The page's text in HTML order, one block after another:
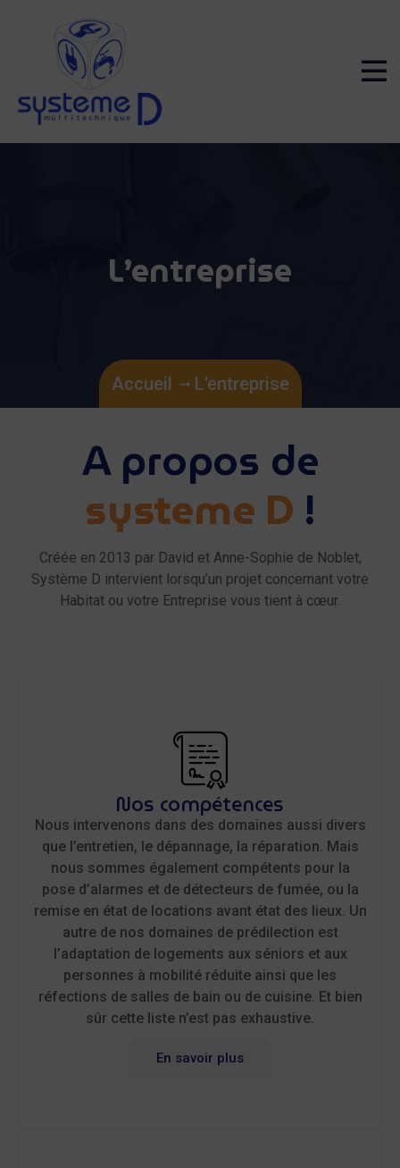
L’entreprise
Accueil L’entreprise
A propos de
systeme D !
Créée en 2013 par David et Anne-Sophie de Noblet,
Système D intervient lorsqu’un projet concernant votre
Habitat ou votre Entreprise vous tient à cœur.
Nos compétences​
Nous intervenons dans des domaines aussi divers
que l’entretien, le dépannage, la réparation. Mais
nous sommes également compétents pour la
pose d’alarmes et de détecteurs de fumée, ou la
remise en état de locations avant état des lieux. Un
autre de nos domaines de prédilection est
l’adaptation de logements aux séniors et aux
personnes à mobilité réduite ainsi que les
réfections de salles de bain ou de cuisine. Et bien
sûr cette liste n’est pas exhaustive.
En savoir plus